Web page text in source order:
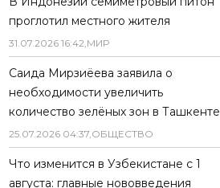
проглотил местного жителя
31.07.2026 16:42,МИР
Саида Мирзиёева заявила о
необходимости увеличить
количество зелёных зон в Ташкенте
25.07.2026 04:37,ОБЩЕСТВО
Что изменится в Узбекистане с 1
августа: главные нововведения